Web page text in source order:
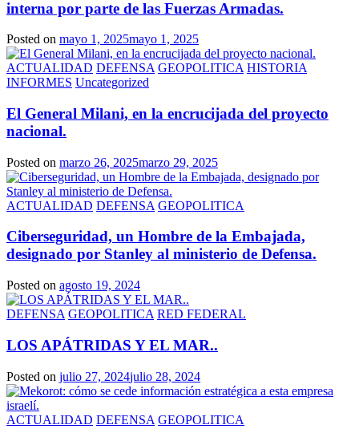
interna por parte de las Fuerzas Armadas.
Posted on mayo 1, 2025mayo 1, 2025
ACTUALIDAD DEFENSA GEOPOLITICA HISTORIA
INFORMES Uncategorized
El General Milani, en la encrucijada del proyecto
nacional.
Posted on marzo 26, 2025marzo 29, 2025
ACTUALIDAD DEFENSA GEOPOLITICA
Ciberseguridad, un Hombre de la Embajada,
designado por Stanley al ministerio de Defensa.
Posted on agosto 19, 2024
DEFENSA GEOPOLITICA RED FEDERAL
LOS APÁTRIDAS Y EL MAR..
Posted on julio 27, 2024julio 28, 2024
ACTUALIDAD DEFENSA GEOPOLITICA